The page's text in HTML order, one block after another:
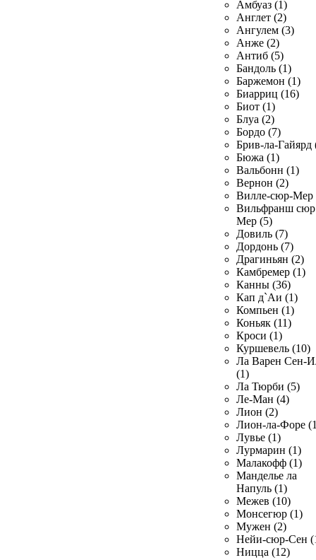
Амбуаз (1)
Англет (2)
Ангулем (3)
Анже (2)
Антиб (5)
Бандоль (1)
Баржемон (1)
Биарриц (16)
Биот (1)
Блуа (2)
Бордо (7)
Брив-ла-Гайярд
Бюжа (1)
Вальбонн (1)
Вернон (2)
Вилле-сюр-Мер
Вильфранш сюр
Мер (5)
Довиль (7)
Дордонь (7)
Драгиньян (2)
Камбремер (1)
Канны (36)
Кап д`Аи (1)
Компьен (1)
Коньяк (11)
Кроси (1)
Куршевель (10)
Ла Варен Сен-
(1)
Ла Тюрби (5)
Ле-Ман (4)
Лион (2)
Лион-ла-Форе
Лувье (1)
Лурмарин (1)
Малакофф (1)
Манделье ла
Напуль (1)
Межев (10)
Монсегюр (1)
Мужен (2)
Нейи-сюр-Сен
Ницца (12)